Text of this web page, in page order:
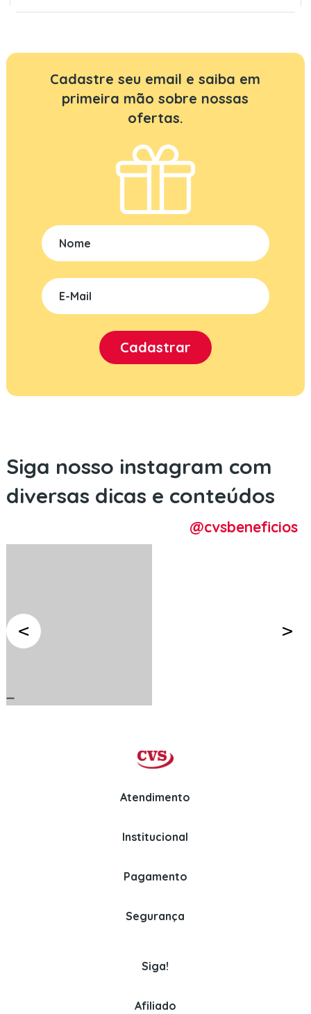
Cadastre seu email e saiba em
primeira mão sobre nossas
ofertas.
Siga nosso instagram com
diversas dicas e conteúdos
@cvsbeneficios
Atendimento
Whatsapp
(11) 3382-2150
Institucional
Perguntas Frequentes
Pagamento
Segurança
Siga!
Afiliado